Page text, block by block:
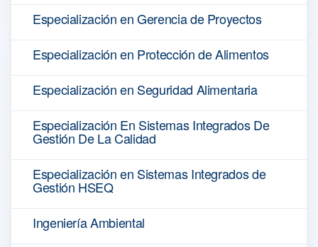
Especialización en Gerencia de Proyectos
Especialización en Protección de Alimentos
Especialización en Seguridad Alimentaria
Especialización En Sistemas Integrados De
Gestión De La Calidad
Especialización en Sistemas Integrados de
Gestión HSEQ
Ingeniería Ambiental